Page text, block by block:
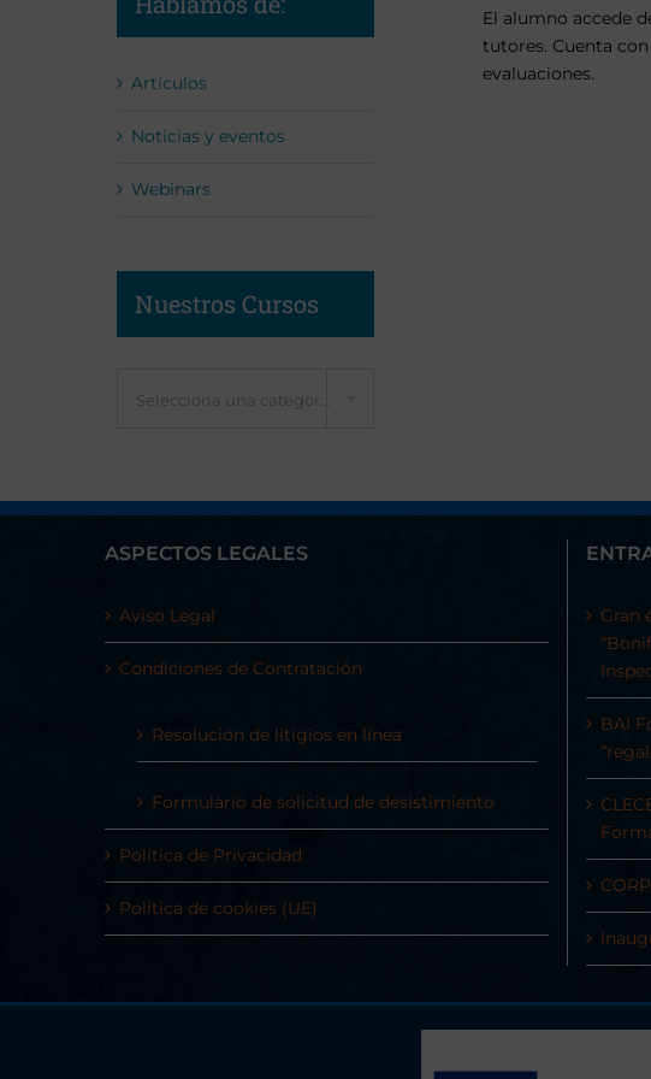
El alumno accede
tutores. Cuenta
evaluaciones.
Artículos
Noticias y eventos
Webinars
Nuestros Cursos
ASPECTOS LEGALES
Aviso Legal
Condiciones de Contratación
Resolución de litigios en línea
Formulario de solicitud de desistimiento
Política de Privacidad
Política de cookies (UE)
Gran
BAI